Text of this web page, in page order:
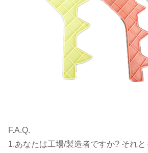
F.A.Q.
1.あなたは工場/製造者ですか? それ